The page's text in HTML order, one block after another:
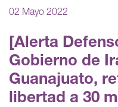
02 Mayo 2022
[Alerta
Gobierno de
Guanajuato,
libertad a 30